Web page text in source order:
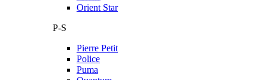
Orient Star
P-S
Pierre Petit
Police
Puma